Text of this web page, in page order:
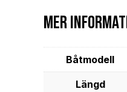
Mer
Båtmodell
Längd